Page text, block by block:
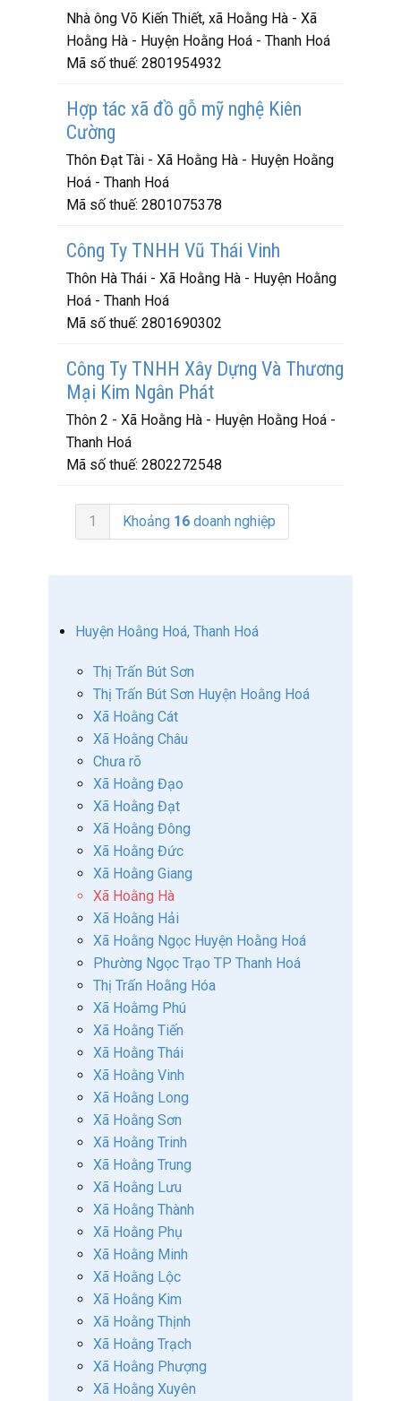
Nhà ông Võ Kiến Thiết, xã Hoằng Hà - Xã
Hoằng Hà - Huyện Hoằng Hoá - Thanh Hoá
Mã số thuế: 2801954932
Hợp tác xã đồ gỗ mỹ nghệ Kiên
Cường
Thôn Đạt Tài - Xã Hoằng Hà - Huyện Hoằng
Hoá - Thanh Hoá
Mã số thuế: 2801075378
Công Ty TNHH Vũ Thái Vinh
Thôn Hà Thái - Xã Hoằng Hà - Huyện Hoằng
Hoá - Thanh Hoá
Mã số thuế: 2801690302
Công Ty TNHH Xây Dựng Và Thương
Mại Kim Ngân Phát
Thôn 2 - Xã Hoằng Hà - Huyện Hoằng Hoá -
Thanh Hoá
Mã số thuế: 2802272548
1 Khoảng 16 doanh nghiệp
Huyện Hoằng Hoá, Thanh Hoá
Thị Trấn Bút Sơn
Thị Trấn Bút Sơn Huyện Hoằng Hoá
Xã Hoằng Cát
Xã Hoằng Châu
Chưa rõ
Xã Hoằng Đạo
Xã Hoằng Đạt
Xã Hoằng Đông
Xã Hoằng Đức
Xã Hoằng Giang
Xã Hoằng Hà
Xã Hoằng Hải
Xã Hoằng Ngọc Huyện Hoằng Hoá
Phường Ngọc Trạo TP Thanh Hoá
Thị Trấn Hoằng Hóa
Xã Hoằmg Phú
Xã Hoằng Tiến
Xã Hoằng Thái
Xã Hoằng Vinh
Xã Hoằng Long
Xã Hoằng Sơn
Xã Hoằng Trinh
Xã Hoằng Trung
Xã Hoằng Lưu
Xã Hoằng Thành
Xã Hoằng Phụ
Xã Hoằng Minh
Xã Hoằng Lộc
Xã Hoằng Kim
Xã Hoằng Thịnh
Xã Hoằng Trạch
Xã Hoằng Phượng
Xã Hoằng Xuyên